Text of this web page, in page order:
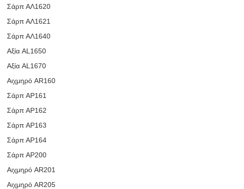
Σάρπ ΑΛ1620
Σάρπ ΑΛ1621
Σάρπ ΑΛ1640
Αξία AL1650
Αξία AL1670
Αιχμηρό AR160
Σάρπ ΑΡ161
Σάρπ ΑΡ162
Σάρπ ΑΡ163
Σάρπ ΑΡ164
Σάρπ ΑΡ200
Αιχμηρό AR201
Αιχμηρό AR205